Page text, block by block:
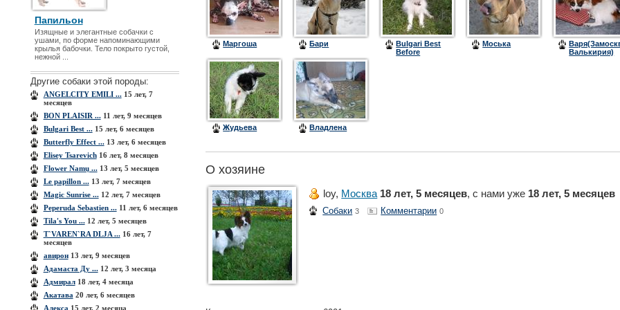
Папильон
Изящные и элегантные собачки с
ушами, по форме напоминающими
крылья бабочки. Тело покрыто густой,
нежной ...
Другие собаки этой породы:
ANGELCITY EMILI ...15 лет, 7
месяцев
BON PLAISIR ...11 лет, 9 месяцев
Bulgari Best ...15 лет, 6 месяцев
Butterfly Effect ...13 лет, 6 месяцев
Elisey Tsarevich16 лет, 8 месяцев
Flower Namų ...13 лет, 5 месяцев
Le papillon ...13 лет, 7 месяцев
Magic Sunrise ...12 лет, 7 месяцев
Peperuda Sebastien ...11 лет, 6 месяцев
Tila's You ...12 лет, 5 месяцев
T`VAREN`RA DLJA ...16 лет, 7
месяцев
авирон13 лет, 9 месяцев
Адамаста Ду ...12 лет, 3 месяца
Адмирал18 лет, 4 месяца
Акатава 20 лет, 6 месяцев
Алекса 15 лет, 2 месяца
Маргоша Бари
Bulgari Best
Before
Моська
Валькирия)
Жудьева Владлена
О хозяине
loy, Москва 18 лет, 5 месяцев, с нами уже 18 лет, 5 месяцев
Собаки 3 Комментарии 0